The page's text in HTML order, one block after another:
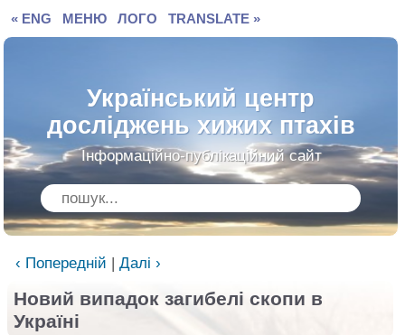
« ENG МЕНЮ ЛОГО TRANSLATE »
Український центр
досліджень хижих птахів
Інформаційно-публікаційний сайт
‹ Попередній | Далі ›
Новий випадок загибелі скопи в
Україні